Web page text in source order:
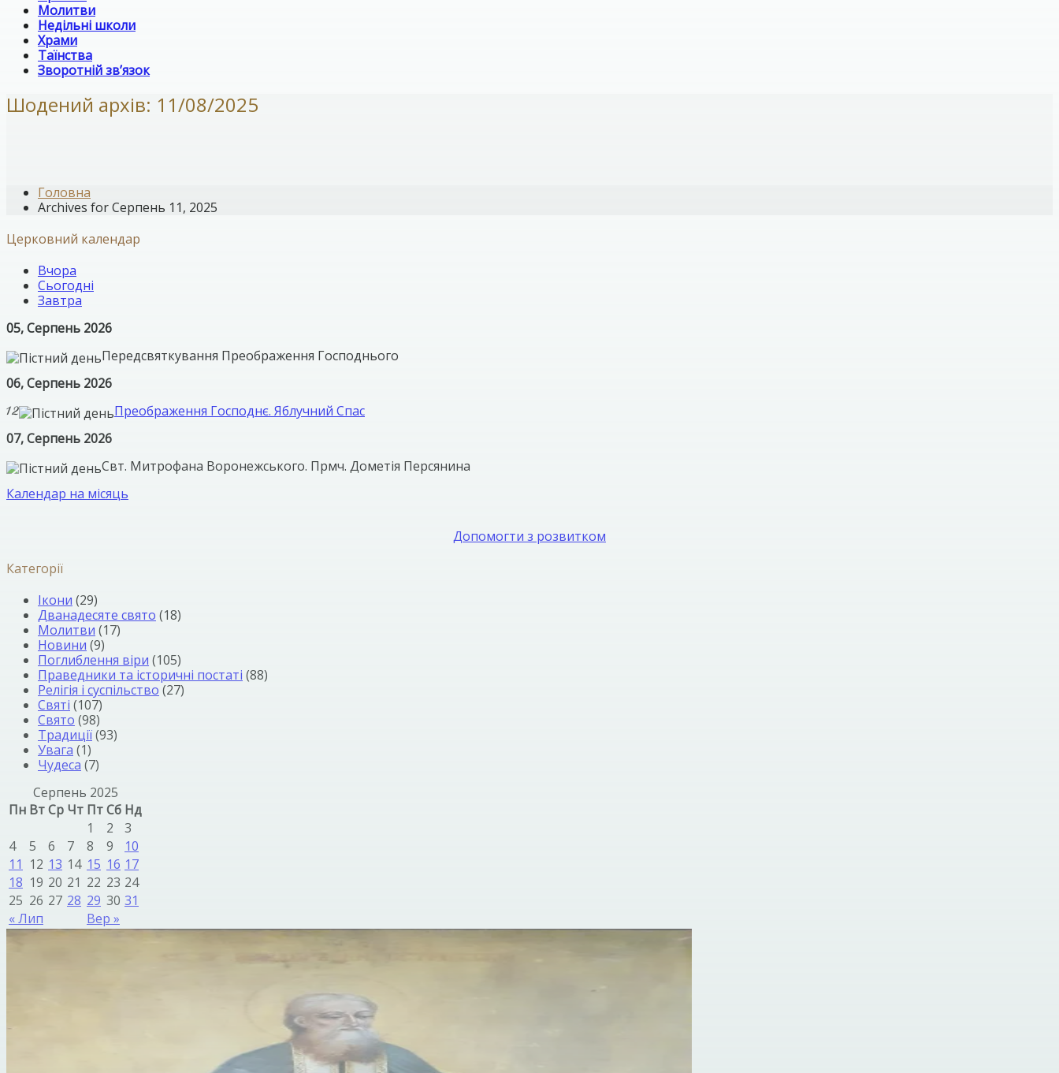
Молитви
Недільні школи
Храми
Таїнства
Зворотній зв’язок
Шодений архів: 11/08/2025
Головна
Archives for Серпень 11, 2025
Церковний календар
Вчора
Сьогодні
Завтра
05, Серпень 2026
Передсвяткування Преображення Господнього
06, Серпень 2026
Преображення Господнє. Яблучний Спас
07, Серпень 2026
Свт. Митрофана Воронежського. Прмч. Дометія Персянина
Календар на місяць
Допомогти з розвитком
Категорії
Ікони (29)
Дванадесяте свято (18)
Молитви (17)
Новини (9)
Поглиблення віри (105)
Праведники та історичні постаті (88)
Релігія і суспільство (27)
Святі (107)
Свято (98)
Традиції(93)
Увага (1)
Чудеса (7)
Серпень 2025
Пн ВтСр Чт ПтСб Нд
« Лип Вер »
1 2
3
4
5 6 7 8 9
10
11 12 13 14 15 16 17
18 19 20 21 22 23 24
25 26 27 28 29 30 31